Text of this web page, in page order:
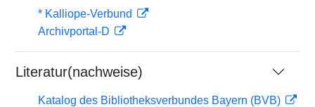
* Kalliope-Verbund
Archivportal-D
Literatur(nachweise)
Katalog des Bibliotheksverbundes Bayern (BVB)